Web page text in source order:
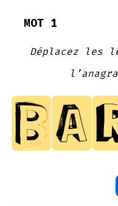
MOT 1
Déplacez les